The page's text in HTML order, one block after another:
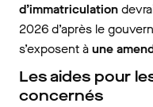
d’immatriculation
2026 d’après le
s’exposent àune
Les aides pour
concernés